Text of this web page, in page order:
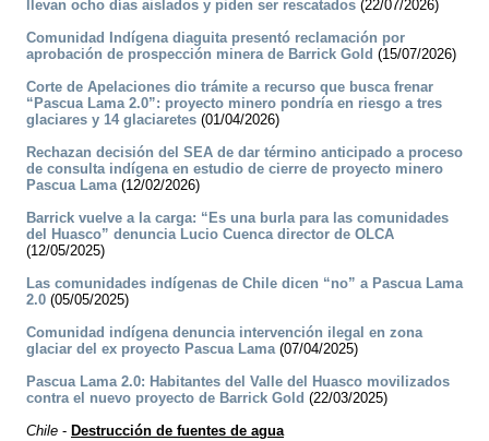
llevan ocho días aislados y piden ser rescatados (22/07/2026)
Comunidad Indígena diaguita presentó reclamación por
aprobación de prospección minera de Barrick Gold (15/07/2026)
Corte de Apelaciones dio trámite a recurso que busca frenar
“Pascua Lama 2.0”: proyecto minero pondría en riesgo a tres
glaciares y 14 glaciaretes (01/04/2026)
Rechazan decisión del SEA de dar término anticipado a proceso
de consulta indígena en estudio de cierre de proyecto minero
Pascua Lama(12/02/2026)
Barrick vuelve a la carga: “Es una burla para las comunidades
del Huasco” denuncia Lucio Cuenca director de OLCA
(12/05/2025)
Las comunidades indígenas de Chile dicen “no” a Pascua Lama
2.0 (05/05/2025)
Comunidad indígena denuncia intervención ilegal en zona
glaciar del ex proyecto Pascua Lama(07/04/2025)
Pascua Lama 2.0: Habitantes del Valle del Huasco movilizados
contra el nuevo proyecto de Barrick Gold (22/03/2025)
Chile - Destrucción de fuentes de agua